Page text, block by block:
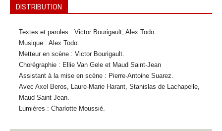
DISTRIBUTION
Textes et paroles : Victor Bourigault, Alex Todo.
Musique : Alex Todo.
Metteur en scène : Victor Bourigault.
Chorégraphie : Ellie Van Gele et Maud Saint-Jean
Assistant à la mise en scène : Pierre-Antoine Suarez.
Avec Axel Beros, Laure-Marie Harant, Stanislas de Lachapelle,
Maud Saint-Jean.
Lumières : Charlotte Moussié.